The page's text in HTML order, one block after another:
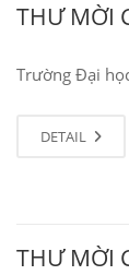
THƯ MỜI
Trường Đại
DETAIL
THƯ MỜI